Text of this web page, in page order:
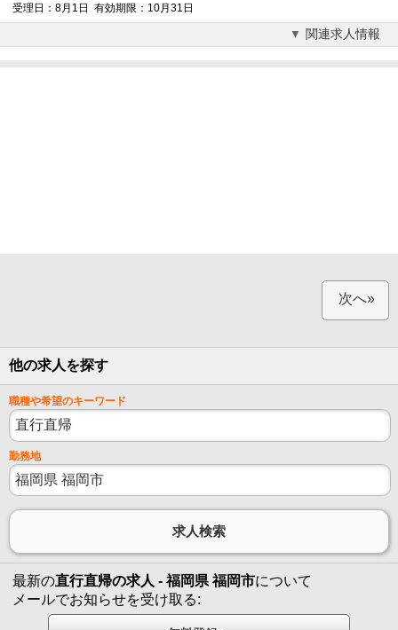
受理日：8月1日 有効期限：10月31日
関連求人情報
次へ»
他の求人を探す
職種や希望のキーワード
勤務地
最新の直行直帰の求人 - 福岡県 福岡市について
メールでお知らせを受け取る: